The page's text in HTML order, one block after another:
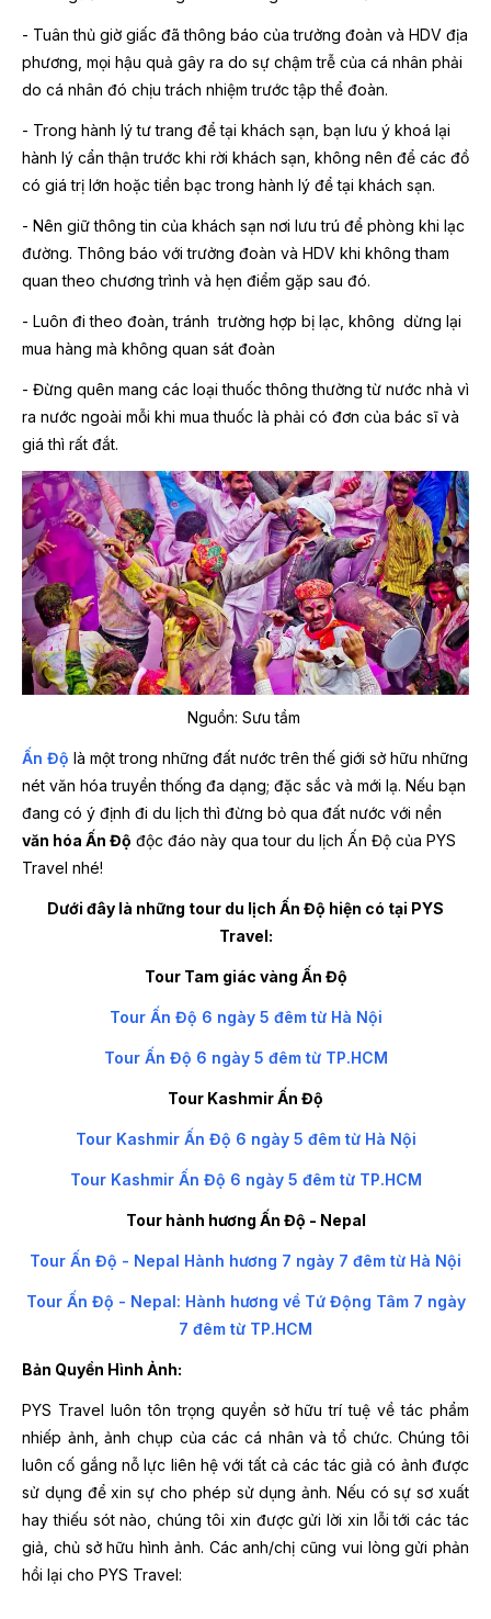
- Tuân thủ giờ giấc đã thông báo của trưởng đoàn và HDV địa
phương, mọi hậu quả gây ra do sự chậm trễ của cá nhân phải
do cá nhân đó chịu trách nhiệm trước tập thể đoàn.
- Trong hành lý tư trang để tại khách sạn, bạn lưu ý khoá lại
hành lý cẩn thận trước khi rời khách sạn, không nên để các đồ
có giá trị lớn hoặc tiền bạc trong hành lý để tại khách sạn.
- Nên giữ thông tin của khách sạn nơi lưu trú để phòng khi lạc
đường. Thông báo với trưởng đoàn và HDV khi không tham
quan theo chương trình và hẹn điểm gặp sau đó.
- Luôn đi theo đoàn, tránh trường hợp bị lạc, không dừng lại
mua hàng mà không quan sát đoàn
- Đừng quên mang các loại thuốc thông thường từ nước nhà vì
ra nước ngoài mỗi khi mua thuốc là phải có đơn của bác sĩ và
giá thì rất đắt.
Nguồn: Sưu tầm
Ấn Độ là một trong những đất nước trên thế giới sở hữu những
nét văn hóa truyền thống đa dạng; đặc sắc và mới lạ. Nếu bạn
đang có ý định đi du lịch thì đừng bỏ qua đất nước với nền
văn hóa Ấn Độ độc đáo này qua tour du lịch Ấn Độ của PYS
Travel nhé!
Dưới đây là những tour du lịch Ấn Độ hiện có tại PYS
Travel:
Tour Tam giác vàng Ấn Độ
Tour Ấn Độ 6 ngày 5 đêm từ Hà Nội
Tour Ấn Độ 6 ngày 5 đêm từ TP.HCM
Tour Kashmir Ấn Độ
Tour Kashmir Ấn Độ 6 ngày 5 đêm từ Hà Nội
Tour Kashmir Ấn Độ 6 ngày 5 đêm từ TP.HCM
Tour hành hương Ấn Độ - Nepal
Tour Ấn Độ - Nepal Hành hương 7 ngày 7 đêm từ Hà Nội
Tour Ấn Độ - Nepal: Hành hương về Tứ Động Tâm 7 ngày
7 đêm từ TP.HCM
Bản Quyền Hình Ảnh:
PYS Travel luôn tôn trọng quyền sở hữu trí tuệ về tác phẩm
nhiếp ảnh, ảnh chụp của các cá nhân và tổ chức. Chúng tôi
luôn cố gắng nỗ lực liên hệ với tất cả các tác giả có ảnh được
sử dụng để xin sự cho phép sử dụng ảnh. Nếu có sự sơ xuất
hay thiếu sót nào, chúng tôi xin được gửi lời xin lỗi tới các tác
giả, chủ sở hữu hình ảnh. Các anh/chị cũng vui lòng gửi phản
hồi lại cho PYS Travel: